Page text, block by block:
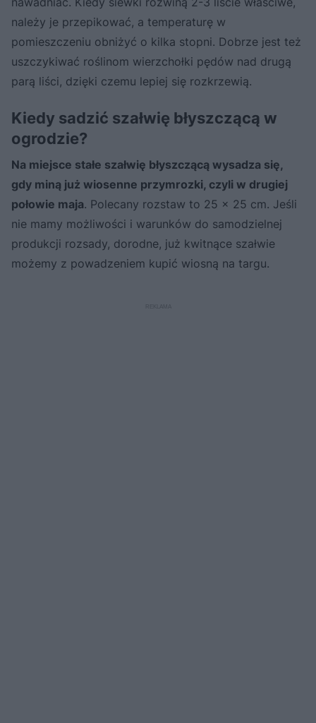
należy je przepikować, a temperaturę w
pomieszczeniu obniżyć o kilka stopni. Dobrze jest też
uszczykiwać roślinom wierzchołki pędów nad drugą
parą liści, dzięki czemu lepiej się rozkrzewią.
Kiedy sadzić szałwię błyszczącą w
ogrodzie?
Na miejsce stałe szałwię błyszczącą wysadza się,
gdy miną już wiosenne przymrozki, czyli w drugiej
połowie maja. Polecany rozstaw to 25 x 25 cm. Jeśli
nie mamy możliwości i warunków do samodzielnej
produkcji rozsady, dorodne, już kwitnące szałwie
możemy z powadzeniem kupić wiosną na targu.